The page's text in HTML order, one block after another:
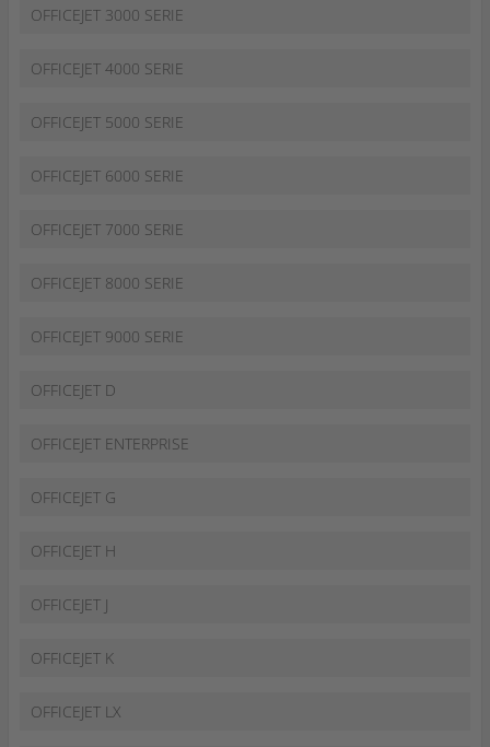
OFFICEJET 3000 SERIE
OFFICEJET 4000 SERIE
OFFICEJET 5000 SERIE
OFFICEJET 6000 SERIE
OFFICEJET 7000 SERIE
OFFICEJET 8000 SERIE
OFFICEJET 9000 SERIE
OFFICEJET D
OFFICEJET ENTERPRISE
OFFICEJET G
OFFICEJET H
OFFICEJET J
OFFICEJET K
OFFICEJET LX